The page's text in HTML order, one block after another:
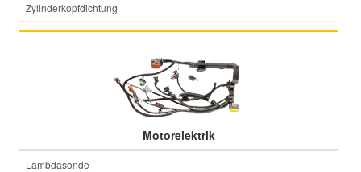
Zylinderkopfdichtung
Motorelektrik
Lambdasonde